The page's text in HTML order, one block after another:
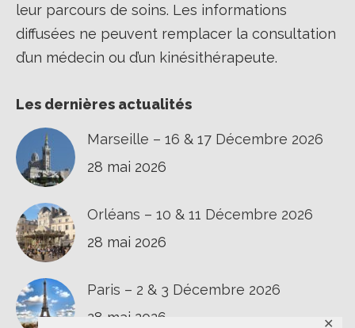
✕
leur parcours de soins. Les informations
diffusées ne peuvent remplacer la consultation
d’un médecin ou d’un kinésithérapeute.
Les dernières actualités
Marseille – 16 & 17 Décembre 2026
28 mai 2026
Orléans – 10 & 11 Décembre 2026
28 mai 2026
Paris – 2 & 3 Décembre 2026
28 mai 2026